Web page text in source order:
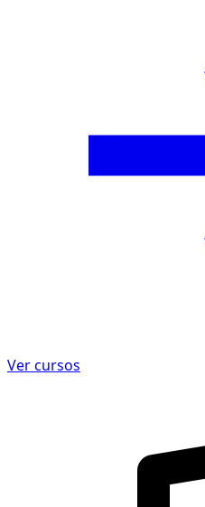
Ver cursos